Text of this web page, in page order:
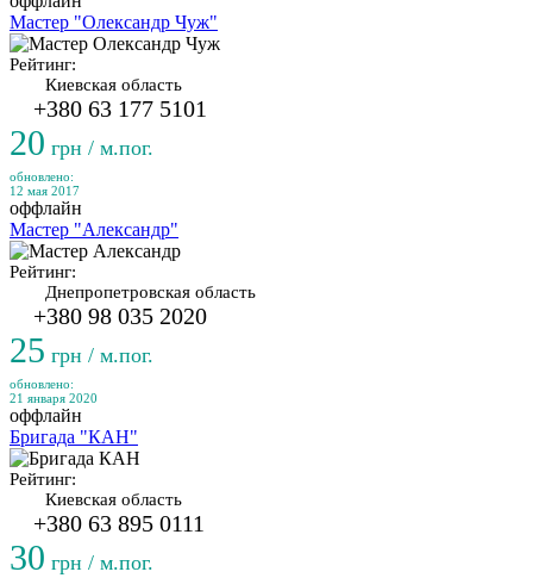
Мастер "Олександр Чуж"
Рейтинг:
Киевская область
+380 63 177 5101
20 грн / м.пог.
обновлено:
12 мая 2017
оффлайн
Мастер "Александр"
Рейтинг:
Днепропетровская область
+380 98 035 2020
25 грн / м.пог.
обновлено:
21 января 2020
оффлайн
Бригада "КАН"
Рейтинг:
Киевская область
+380 63 895 0111
30 грн / м.пог.